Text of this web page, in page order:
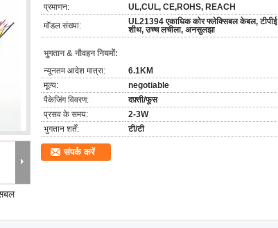
प्रमाणन:
UL,CUL, CE,ROHS, REACH
मॉडल संख्या:
UL21394 एकाधिक कोर फ्लेक्सिबल केबल, टीपीई
शीथ, उच्च लचीला, अनसुलझा
भुगतान & नौवहन नियमों:
न्यूनतम आदेश मात्रा:
6.1KM
मूल्य:
negotiable
पैकेजिंग विवरण:
दफ़्ती/फूस
प्रसव के समय:
2-3W
भुगतान शर्तें:
टी/टी
संपर्क करें